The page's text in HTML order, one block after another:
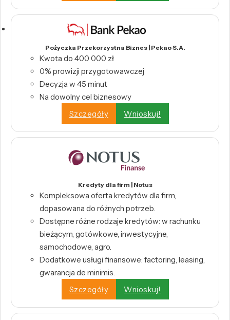
Pożyczka Przekorzystna Biznes | Pekao S.A.
Kwota do 400 000 zł
0% prowizji przygotowawczej
Decyzja w 45 minut
Na dowolny cel biznesowy
Szczegóły
Wnioskuj!
Kredyty dla firm | Notus
Kompleksowa oferta kredytów dla firm,
dopasowana do różnych potrzeb.
Dostępne różne rodzaje kredytów: w rachunku
bieżącym, gotówkowe, inwestycyjne,
samochodowe, agro.
Dodatkowe usługi finansowe: factoring, leasing,
gwarancja de minimis.
Szczegóły
Wnioskuj!